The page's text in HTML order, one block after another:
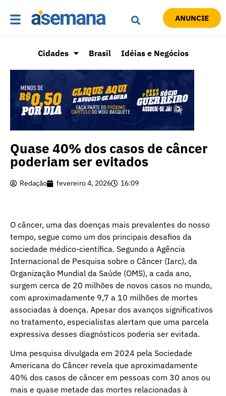
ANUNCIE
Cidades Brasil Idéias e Negócios
Quase 40% dos casos de câncer
poderiam ser evitados
Redação fevereiro 4, 2026 16:09
O câncer, uma das doenças mais prevalentes do nosso
tempo, segue como um dos principais desafios da
sociedade médico-científica. Segundo a Agência
Internacional de Pesquisa sobre o Câncer (Iarc), da
Organização Mundial da Saúde (OMS), a cada ano,
surgem cerca de 20 milhões de novos casos no mundo,
com aproximadamente 9,7 a 10 milhões de mortes
associadas à doença. Apesar dos avanços significativos
no tratamento, especialistas alertam que uma parcela
expressiva desses diagnósticos poderia ser evitada.
Uma pesquisa divulgada em 2024 pela Sociedade
Americana do Câncer revela que aproximadamente
40% dos casos de câncer em pessoas com 30 anos ou
mais e quase metade das mortes relacionadas à